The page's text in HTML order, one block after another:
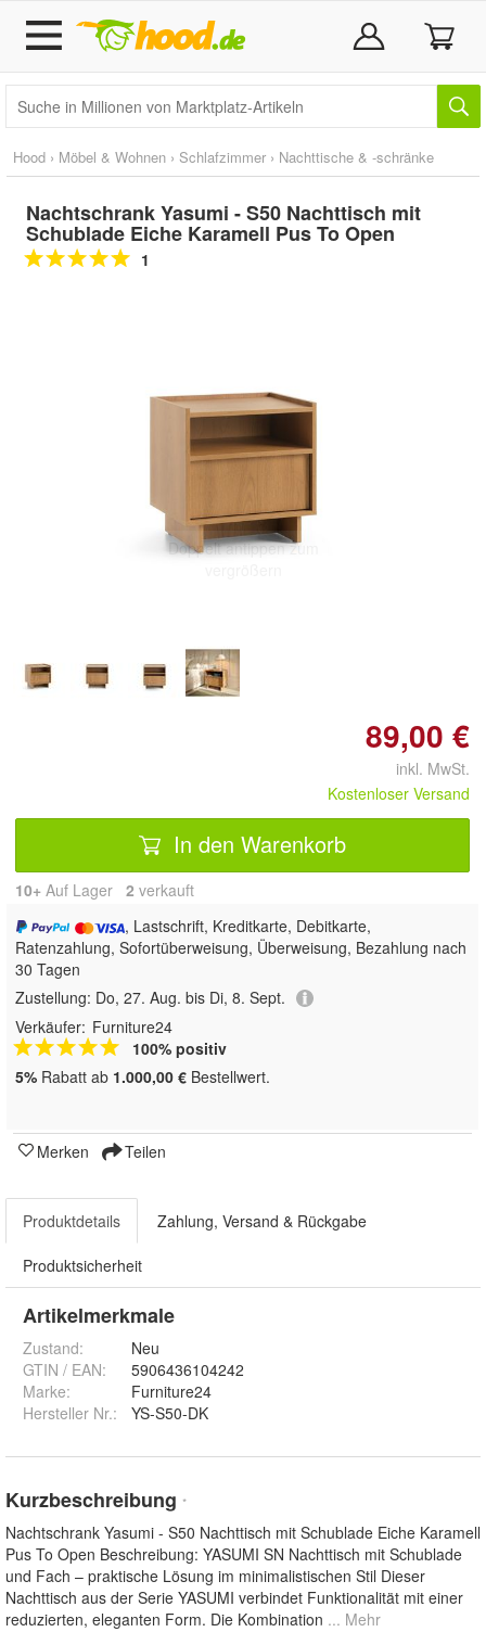
Hood › Möbel & Wohnen › Schlafzimmer › Nachttische & -schränke
Nachtschrank Yasumi - S50 Nachttisch mit
Schublade Eiche Karamell Pus To Open
1
Doppelt antippen zum
89,00 €
inkl. MwSt.
Kostenloser Versand
In den Warenkorb
10+ Auf Lager 2 verkauft
, Lastschrift, Kreditkarte, Debitkarte,
Ratenzahlung, Sofortüberweisung, Überweisung, Bezahlung nach
30 Tagen
Zustellung: Do, 27. Aug. bis Di, 8. Sept.
Verkäufer: Furniture24
100% positiv
5% Rabatt ab 1.000,00 € Bestellwert.
Merken Teilen
Produktdetails Zahlung, Versand & Rückgabe
Produktsicherheit
Artikelmerkmale
Zustand:
Neu
GTIN / EAN:
5906436104242
Marke:
Furniture24
Hersteller Nr.:
YS-S50-DK
Kurzbeschreibung *
Nachtschrank Yasumi - S50 Nachttisch mit Schublade Eiche Karamell
Pus To Open Beschreibung: YASUMI SN Nachttisch mit Schublade
und Fach – praktische Lösung im minimalistischen Stil Dieser
Nachttisch aus der Serie YASUMI verbindet Funktionalität mit einer
reduzierten, eleganten Form. Die Kombination ... Mehr